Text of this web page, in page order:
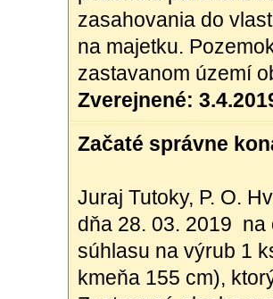
zasahovania do
na majetku.
zastavanom území
Zverejnené:
Začaté správne
Juraj Tutoky, P. O.
dňa 28. 03. 2019
súhlasu na výrub 1
kmeňa 155 cm),